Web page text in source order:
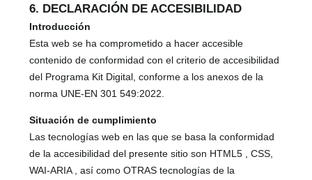
6. DECLARACIÓN DE ACCESIBILIDAD
Introducción
Esta web se ha comprometido a hacer accesible
contenido de conformidad con el criterio de accesibilidad
del Programa Kit Digital, conforme a los anexos de la
norma UNE-EN 301 549:2022.
Situación de cumplimiento
Las tecnologías web en las que se basa la conformidad
de la accesibilidad del presente sitio son HTML5 , CSS,
WAI-ARIA , así como OTRAS tecnologías de la